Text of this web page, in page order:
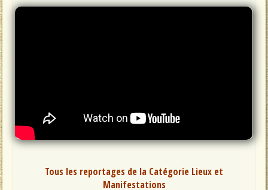
Tous les reportages de la Catégorie Lieux et
Manifestations